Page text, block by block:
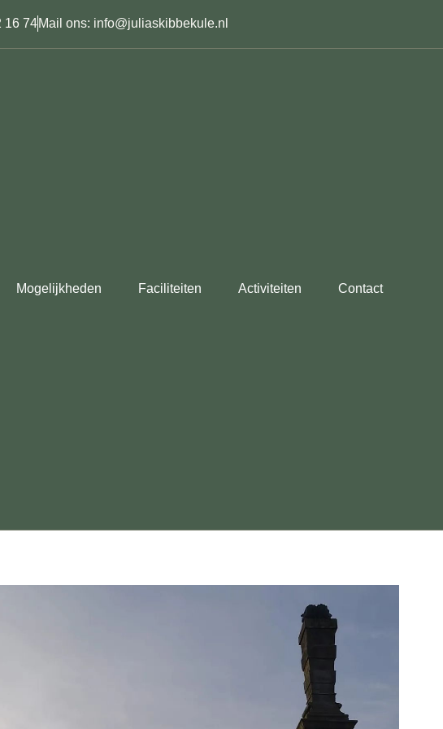
16 74Mail ons: info@juliaskibbekule.nl
Mogelijkheden Faciliteiten Activiteiten Contact